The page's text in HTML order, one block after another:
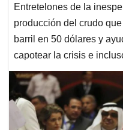
Entretelones de la
producción del crudo
barril en 50 dólares y
capotear la crisis e